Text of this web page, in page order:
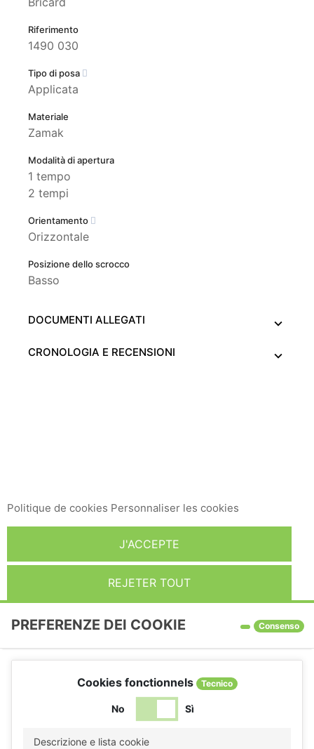
Riferimento
1490 030
Tipo di posa
Applicata
Materiale
Zamak
Modalità di apertura
1 tempo
2 tempi
Orientamento
Orizzontale
Posizione dello scrocco
Basso
DOCUMENTI ALLEGATI
CRONOLOGIA E RECENSIONI
Politique de cookies Personnaliser les cookies
REJETER TOUT
J'ACCEPTE
PREFERENZE DEI COOKIE Consenso
Cookies fonctionnels Tecnico
No Sì
Descrizione e lista cookie